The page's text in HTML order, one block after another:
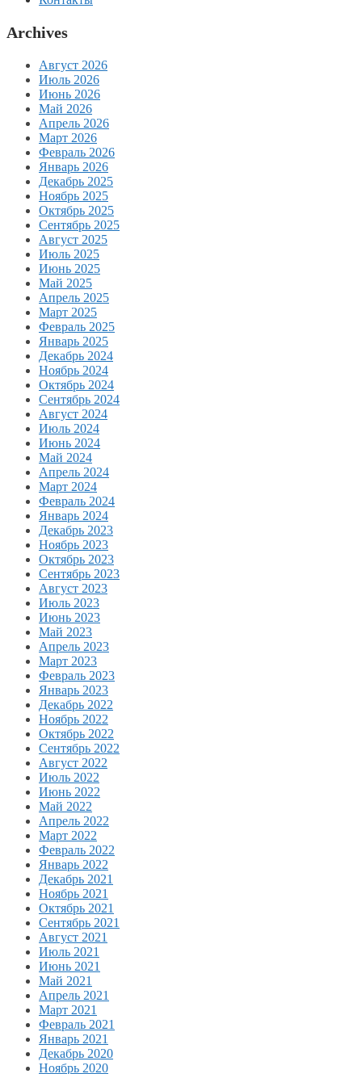
Archives
Август 2026
Июль 2026
Июнь 2026
Май 2026
Апрель 2026
Март 2026
Февраль 2026
Январь 2026
Декабрь 2025
Ноябрь 2025
Октябрь 2025
Сентябрь 2025
Август 2025
Июль 2025
Июнь 2025
Май 2025
Апрель 2025
Март 2025
Февраль 2025
Январь 2025
Декабрь 2024
Ноябрь 2024
Октябрь 2024
Сентябрь 2024
Август 2024
Июль 2024
Июнь 2024
Май 2024
Апрель 2024
Март 2024
Февраль 2024
Январь 2024
Декабрь 2023
Ноябрь 2023
Октябрь 2023
Сентябрь 2023
Август 2023
Июль 2023
Июнь 2023
Май 2023
Апрель 2023
Март 2023
Февраль 2023
Январь 2023
Декабрь 2022
Ноябрь 2022
Октябрь 2022
Сентябрь 2022
Август 2022
Июль 2022
Июнь 2022
Май 2022
Апрель 2022
Март 2022
Февраль 2022
Январь 2022
Декабрь 2021
Ноябрь 2021
Октябрь 2021
Сентябрь 2021
Август 2021
Июль 2021
Июнь 2021
Май 2021
Апрель 2021
Март 2021
Февраль 2021
Январь 2021
Декабрь 2020
Ноябрь 2020